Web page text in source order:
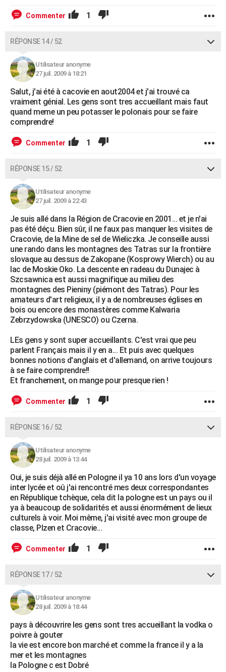
Commenter 1
RÉPONSE 14 / 52
Utilisateur anonyme
27 juil. 2009 à 18:21
Salut, j'ai été à cacovie en aout2004 et j'ai trouvé ca
vraiment génial. Les gens sont tres accueillant mais faut
quand meme un peu potasser le polonais pour se faire
comprendre!
Commenter 1
RÉPONSE 15 / 52
Utilisateur anonyme
27 juil. 2009 à 22:43
Je suis allé dans la Région de Cracovie en 2001... et je n'ai
pas été déçu. Bien sûr, il ne faux pas manquer les visites de
Cracovie, de la Mine de sel de Wieliczka. Je conseille aussi
une rando dans les montagnes des Tatras sur la frontière
slovaque au dessus de Zakopane (Kosprowy Wierch) ou au
lac de Moskie Oko. La descente en radeau du Dunajec à
Szcsawnica est aussi magnifique au milieu des
montagnes des Pieniny (piémont des Tatras). Pour les
amateurs d'art religieux, il y a de nombreuses églises en
bois ou encore des monastères comme Kalwaria
Zebrzydowska (UNESCO) ou Czerna.
LEs gens y sont super accueillants. C'est vrai que peu
parlent Français mais il y en a... Et puis avec quelques
bonnes notions d'anglais et d'allemand, on arrive toujours
à se faire comprendre!!
Et franchement, on mange pour presque rien !
Commenter 1
RÉPONSE 16 / 52
Utilisateur anonyme
28 juil. 2009 à 13:44
Oui, je suis déjà allé en Pologne il ya 10 ans lors d'un voyage
inter lycée et oû j'ai rencontré mes deux correspondantes
en République tchèque, cela dit la pologne est un pays ou il
ya à beaucoup de solidarités et aussi énormément de lieux
culturels à voir. Moi même, j'ai visité avec mon groupe de
classe, Plzen et Cracovie...
Commenter 1
RÉPONSE 17 / 52
Utilisateur anonyme
28 juil. 2009 à 18:44
pays à découvrire les gens sont tres accueillant la vodka o
poivre à gouter
la vie est encore bon marché et comme la france il y a la
mer et les montagnes
la Pologne c est Dobré